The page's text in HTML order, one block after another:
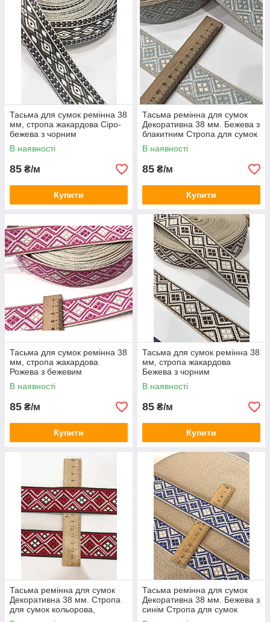
Тасьма для сумок ремінна 38
мм, стропа жакардова Сіро-
бежева з чорним
В наявності
85 ₴/м
Купити
Тасьма ремінна для сумок
Декоративна 38 мм. Бежева з
блакитним Стропа для сумок
кольорова, жакардова з
візерунком.
В наявності
85 ₴/м
Купити
Тасьма для сумок ремінна 38
мм, стропа жакардова
Рожева з бежевим
В наявності
85 ₴/м
Купити
Тасьма для сумок ремінна 38
мм, стропа жакардова
Бежева з чорним
В наявності
85 ₴/м
Купити
Тасьма ремінна для сумок
Декоративна 38 мм. Стропа
для сумок кольорова,
жакардова з візерунком.
Тасьма ремінна для сумок
Декоративна 38 мм. Бежева з
синім Стропа для сумок
кольорова, жакардова з